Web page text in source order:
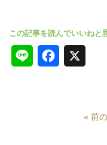
« 前